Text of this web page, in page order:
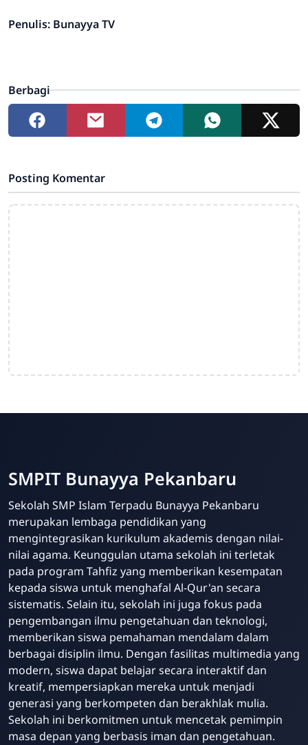
Penulis: Bunayya TV
Berbagi
Posting Komentar
SMPIT Bunayya Pekanbaru
Sekolah SMP Islam Terpadu Bunayya Pekanbaru
merupakan lembaga pendidikan yang
mengintegrasikan kurikulum akademis dengan nilai-
nilai agama. Keunggulan utama sekolah ini terletak
pada program Tahfiz yang memberikan kesempatan
kepada siswa untuk menghafal Al-Qur'an secara
sistematis. Selain itu, sekolah ini juga fokus pada
pengembangan ilmu pengetahuan dan teknologi,
memberikan siswa pemahaman mendalam dalam
berbagai disiplin ilmu. Dengan fasilitas multimedia yang
modern, siswa dapat belajar secara interaktif dan
kreatif, mempersiapkan mereka untuk menjadi
generasi yang berkompeten dan berakhlak mulia.
Sekolah ini berkomitmen untuk mencetak pemimpin
masa depan yang berbasis iman dan pengetahuan.